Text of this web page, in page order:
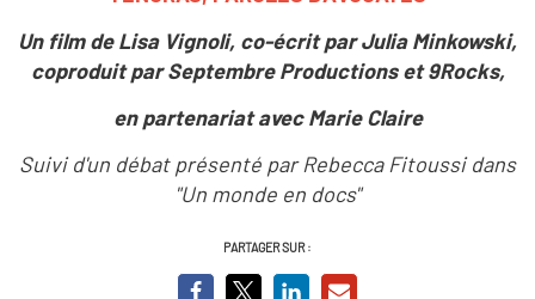
Un film de Lisa Vignoli, co-écrit par Julia Minkowski,
coproduit par Septembre Productions et 9Rocks,
en partenariat avec Marie Claire
Suivi d'un débat présenté par Rebecca Fitoussi dans
"Un monde en docs"
PARTAGER SUR :